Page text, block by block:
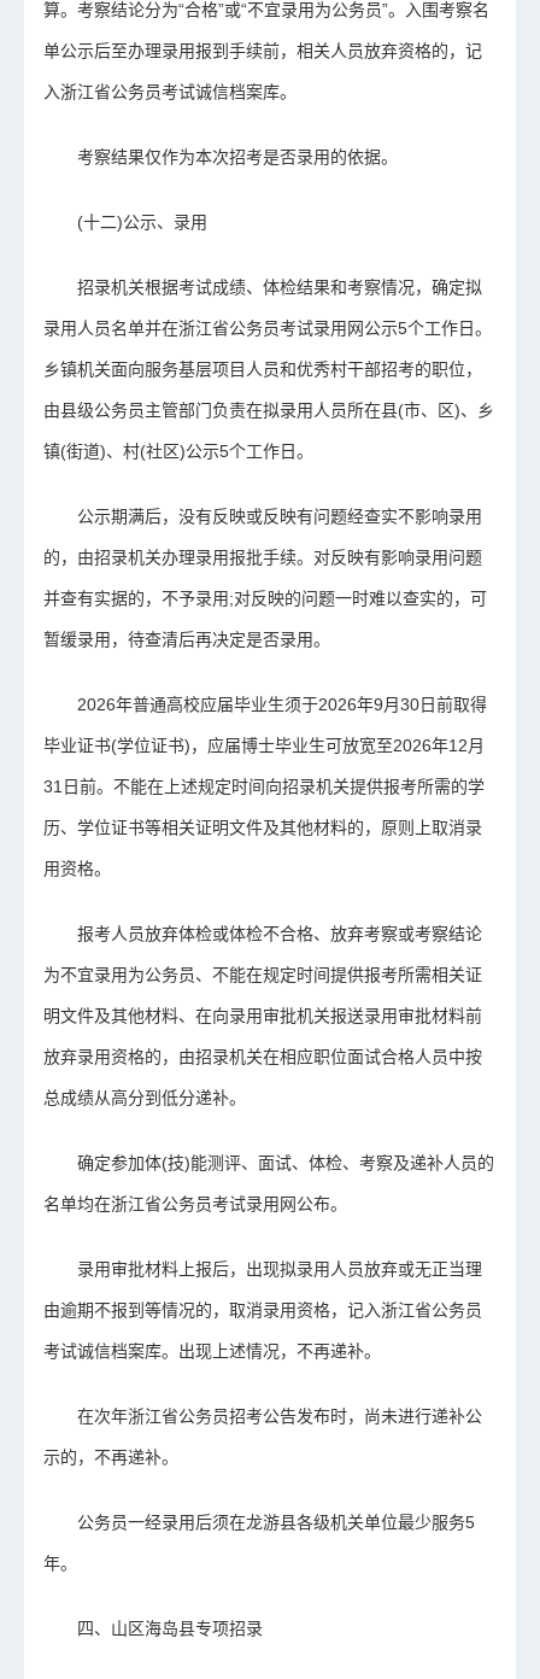
算。考察结论分为“合格”或“不宜录用为公务员”。入围考察名
单公示后至办理录用报到手续前，相关人员放弃资格的，记
入浙江省公务员考试诚信档案库。
考察结果仅作为本次招考是否录用的依据。
(十二)公示、录用
招录机关根据考试成绩、体检结果和考察情况，确定拟
录用人员名单并在浙江省公务员考试录用网公示5个工作日。
乡镇机关面向服务基层项目人员和优秀村干部招考的职位，
由县级公务员主管部门负责在拟录用人员所在县(市、区)、乡
镇(街道)、村(社区)公示5个工作日。
公示期满后，没有反映或反映有问题经查实不影响录用
的，由招录机关办理录用报批手续。对反映有影响录用问题
并查有实据的，不予录用;对反映的问题一时难以查实的，可
暂缓录用，待查清后再决定是否录用。
2026年普通高校应届毕业生须于2026年9月30日前取得
毕业证书(学位证书)，应届博士毕业生可放宽至2026年12月
31日前。不能在上述规定时间向招录机关提供报考所需的学
历、学位证书等相关证明文件及其他材料的，原则上取消录
用资格。
报考人员放弃体检或体检不合格、放弃考察或考察结论
为不宜录用为公务员、不能在规定时间提供报考所需相关证
明文件及其他材料、在向录用审批机关报送录用审批材料前
放弃录用资格的，由招录机关在相应职位面试合格人员中按
总成绩从高分到低分递补。
确定参加体(技)能测评、面试、体检、考察及递补人员的
名单均在浙江省公务员考试录用网公布。
录用审批材料上报后，出现拟录用人员放弃或无正当理
由逾期不报到等情况的，取消录用资格，记入浙江省公务员
考试诚信档案库。出现上述情况，不再递补。
在次年浙江省公务员招考公告发布时，尚未进行递补公
示的，不再递补。
公务员一经录用后须在龙游县各级机关单位最少服务5
年。
四、山区海岛县专项招录